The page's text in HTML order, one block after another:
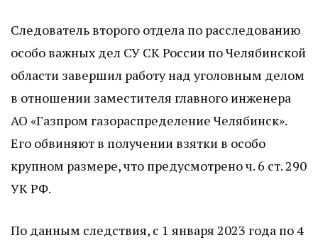
Следователь второго отдела по расследованию
особо важных дел СУ СК России по Челябинской
области завершил работу над уголовным делом
в отношении заместителя главного инженера
АО «Газпром газораспределение Челябинск».
Его обвиняют в получении взятки в особо
крупном размере, что предусмотрено ч. 6 ст. 290
УК РФ.
По данным следствия, с 1 января 2023 года по 4